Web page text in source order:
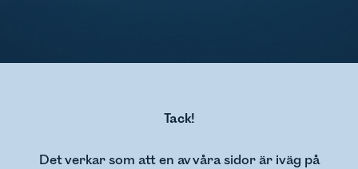
Tack!
Det verkar som att en av våra sidor är iväg på